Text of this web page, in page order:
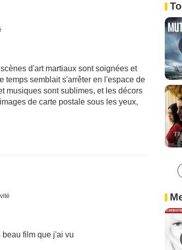
d'art martiaux sont soignées et
temps semblait s'arrêter en l'espace de
musiques sont sublimes, et les décors
de carte postale sous les yeux,
film que j'ai vu